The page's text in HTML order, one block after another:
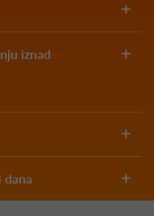
iznad